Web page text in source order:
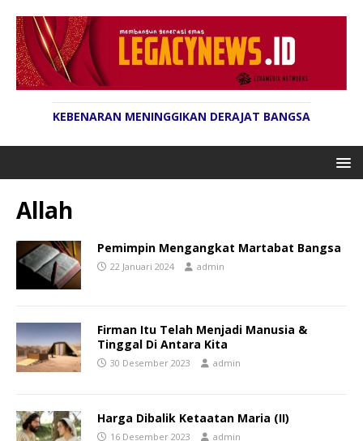
KEBENARAN MENINGGIKAN DERAJAT BANGSA
Allah
Pemimpin Mengangkat Martabat Bangsa
22 Januari 2024 admin
Firman Itu Telah Menjadi Manusia &
Tinggal Di Antara Kita
30 Desember 2023 admin
Harga Dibalik Ketaatan Maria (II)
16 Desember 2023 admin